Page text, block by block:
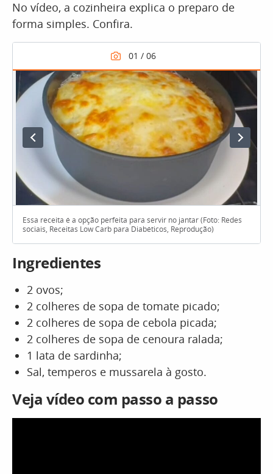
No vídeo, a cozinheira explica o preparo de
forma simples. Confira.
Essa receita é a opção perfeita para servir no jantar (Foto: Redes
sociais, Receitas Low Carb para Diabéticos, Reprodução)
Ingredientes
2 ovos;
2 colheres de sopa de tomate picado;
2 colheres de sopa de cebola picada;
2 colheres de sopa de cenoura ralada;
1 lata de sardinha;
Sal, temperos e mussarela à gosto.
Veja vídeo com passo a passo